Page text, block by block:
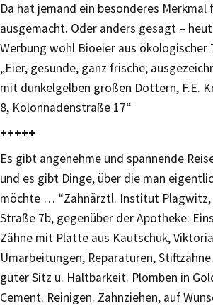
Da hat jemand ein besonderes
ausgemacht. Oder anders gesagt –
Werbung wohl Bioeier aus ökologischer
„Eier, gesunde, ganz frische;
mit dunkelgelben großen Dottern, F.E.
8, Kolonnadenstraße 17“
+++++
Es gibt angenehme und spannende
und es gibt Dinge, über die man
möchte … “Zahnärztl. Institut Plagwitz,
Straße 7b, gegenüber der Apotheke:
Zähne mit Platte aus Kautschuk,
Umarbeitungen, Reparaturen,
guter Sitz u. Haltbarkeit. Plomben in
Cement. Reinigen. Zahnziehen, auf